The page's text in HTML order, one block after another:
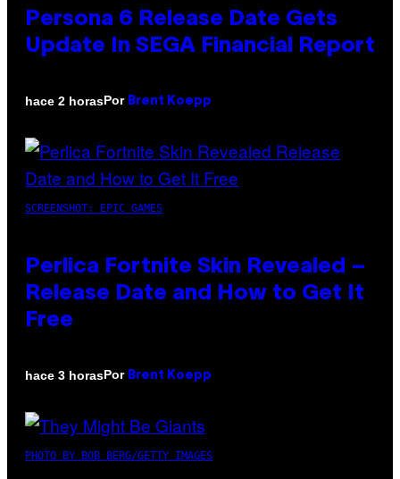
Persona 6 Release Date Gets
Update In SEGA Financial Report
hace 2 horasPor Brent Koepp
SCREENSHOT: EPIC GAMES
Perlica Fortnite Skin Revealed –
Release Date and How to Get It
Free
hace 3 horasPor Brent Koepp
PHOTO BY BOB BERG/GETTY IMAGES